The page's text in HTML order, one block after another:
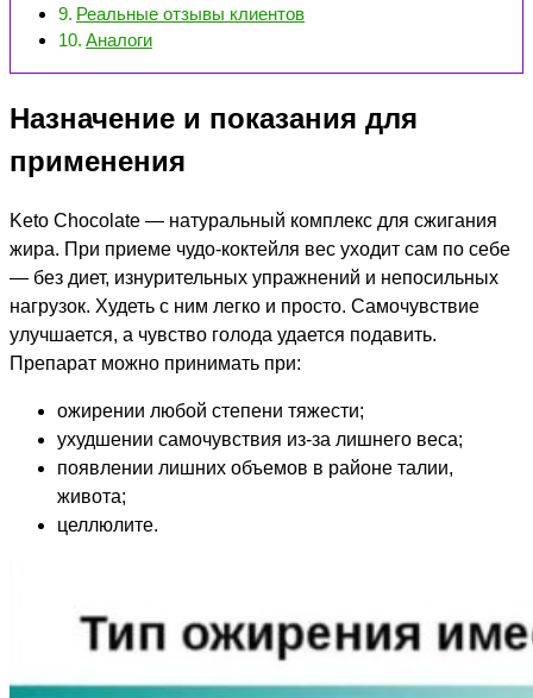
Реальные отзывы клиентов
Аналоги
Назначение и показания для
применения
Keto Сhocolate — натуральный комплекс для сжигания
жира. При приеме чудо-коктейля вес уходит сам по себе
— без диет, изнурительных упражнений и непосильных
нагрузок. Худеть с ним легко и просто. Самочувствие
улучшается, а чувство голода удается подавить.
Препарат можно принимать при:
ожирении любой степени тяжести;
ухудшении самочувствия из-за лишнего веса;
появлении лишних объемов в районе талии,
живота;
целлюлите.